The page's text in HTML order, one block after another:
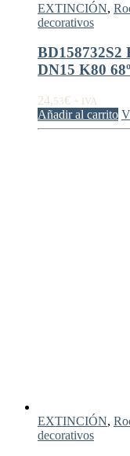
EXTINCIÓN,
decorativos
BD158732S2
DN15 K80
24,53€ + IVA
Añadir al carrito
EXTINCIÓN,
decorativos